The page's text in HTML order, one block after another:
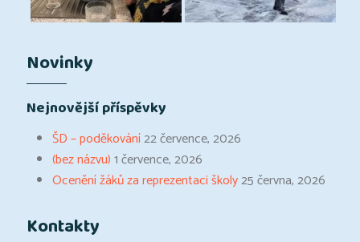
Novinky
Nejnovější příspěvky
ŠD – poděkování22 července, 2026
(bez názvu)1 července, 2026
Ocenění žáků za reprezentaci školy25 června, 2026
Kontakty